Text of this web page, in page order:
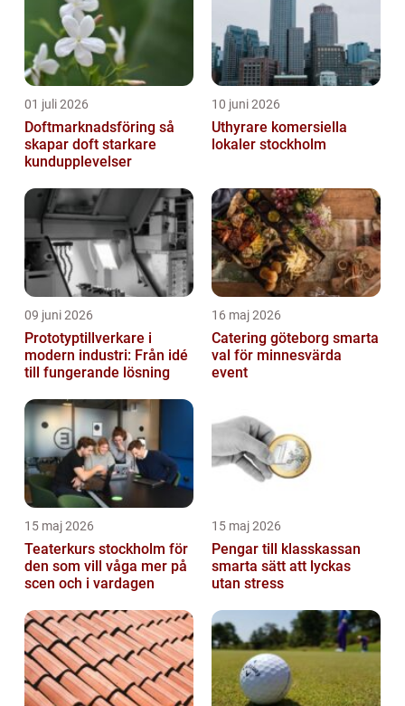
01 juli 2026
Doftmarknadsföring så
skapar doft starkare
kundupplevelser
10 juni 2026
Uthyrare komersiella
lokaler stockholm
09 juni 2026
Prototyptillverkare i
modern industri: Från idé
till fungerande lösning
16 maj 2026
Catering göteborg smarta
val för minnesvärda
event
15 maj 2026
Teaterkurs stockholm för
den som vill våga mer på
scen och i vardagen
15 maj 2026
Pengar till klasskassan
smarta sätt att lyckas
utan stress